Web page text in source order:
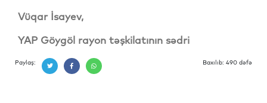
Vüqar İsayev,
YAP Göygöl rayon təşkilatının sədri
Paylaş: Baxılıb: 490 dəfə